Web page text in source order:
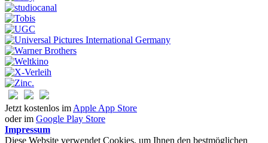
Jetzt kostenlos im Apple App Store
oder im Google Play Store
Impressum
Diese Website verwendet Cookies, um Ihnen den bestmöglichen